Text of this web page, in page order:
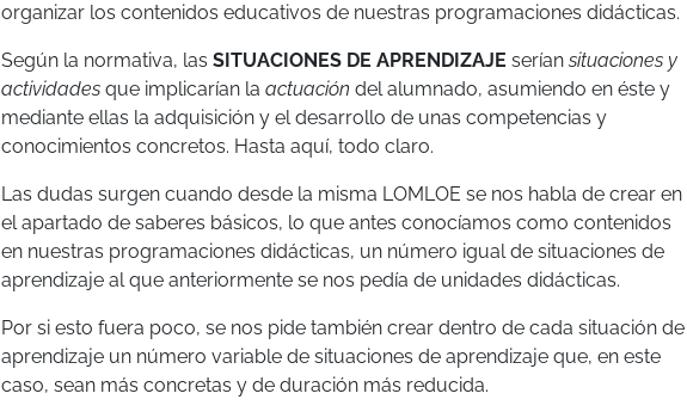
organizar los contenidos educativos de nuestras programaciones didácticas.
Según la normativa, las SITUACIONES DE APRENDIZAJE seríansituaciones y
actividades que implicarían la actuación del alumnado, asumiendo en éste y
mediante ellas la adquisición y el desarrollo de unas competencias y
conocimientos concretos. Hasta aquí, todo claro.
Las dudas surgen cuando desde la misma LOMLOE se nos habla de crear en
el apartado de saberes básicos, lo que antes conocíamos como contenidos
en nuestras programaciones didácticas, un número igual de situaciones de
aprendizaje al que anteriormente se nos pedía de unidades didácticas.
Por si esto fuera poco, se nos pide también crear dentro de cada situación de
aprendizaje un número variable de situaciones de aprendizaje que, en este
caso, sean más concretas y de duración más reducida.